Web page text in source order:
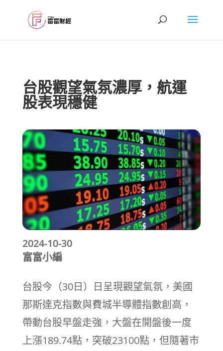
台股觀望氣氛濃厚，航運
股表現穩健
2024-10-30
富富小編
台股今（30日）日呈現觀望氣氛，美國
那斯達克指數與費城半導體指數創高，
帶動台股早盤走強，大盤在開盤後一度
上漲189.74點，突破23100點，但隨著市